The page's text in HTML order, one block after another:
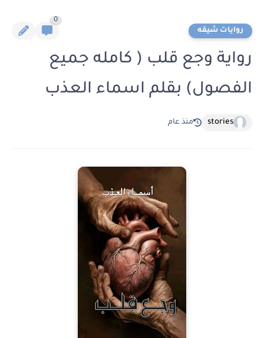
روايات شيقه
0
رواية وجع قلب ( كامله جميع
الفصول) بقلم اسماء العذب
stories منذ عام